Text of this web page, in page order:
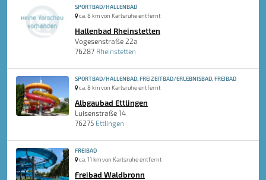
SPORTBAD/HALLENBAD
ca. 8 km von Karlsruhe entfernt
Hallenbad Rheinstetten
Vogesenstraße 22a
76287 Rheinstetten
SPORTBAD/HALLENBAD, FREIZEITBAD/ERLEBNISBAD, FREIBAD
ca. 8 km von Karlsruhe entfernt
Albgaubad Ettlingen
Luisenstraße 14
76275 Ettlingen
FREIBAD
ca. 11 km von Karlsruhe entfernt
Freibad Waldbronn